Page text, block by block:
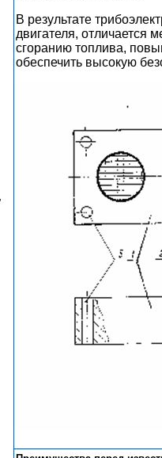
В результате
двигателя, отличается
сгоранию топлива,
обеспечить высокую